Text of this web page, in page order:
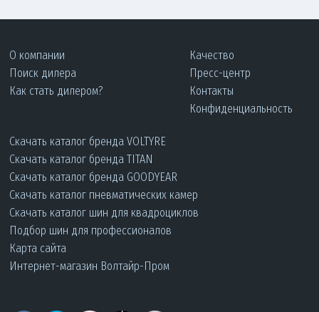
О компании
Поиск дилера
Как стать дилером?
Качество
Пресс-центр
Контакты
Конфиденциальность
Скачать каталог бренда VOLTYRE
Скачать каталог бренда TITAN
Скачать каталог бренда GOODYEAR
Скачать каталог пневматических камер
Скачать каталог шин для квадроциклов
Подбор шин для профессионалов
Карта сайта
Интернет-магазин Волтайр-Пром